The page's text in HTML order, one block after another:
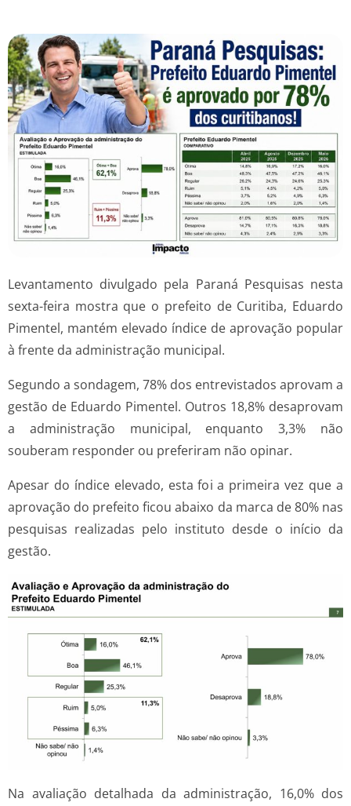
Levantamento divulgado pela Paraná Pesquisas nesta
sexta-feira mostra que o prefeito de Curitiba, Eduardo
Pimentel, mantém elevado índice de aprovação popular
à frente da administração municipal.
Segundo a sondagem, 78% dos entrevistados aprovam a
gestão de Eduardo Pimentel. Outros 18,8% desaprovam
a administração municipal, enquanto 3,3% não
souberam responder ou preferiram não opinar.
Apesar do índice elevado, esta foi a primeira vez que a
aprovação do prefeito ficou abaixo da marca de 80% nas
pesquisas realizadas pelo instituto desde o início da
gestão.
Na avaliação detalhada da administração, 16,0% dos